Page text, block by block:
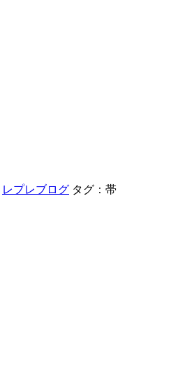
レプレブログ タグ：帯